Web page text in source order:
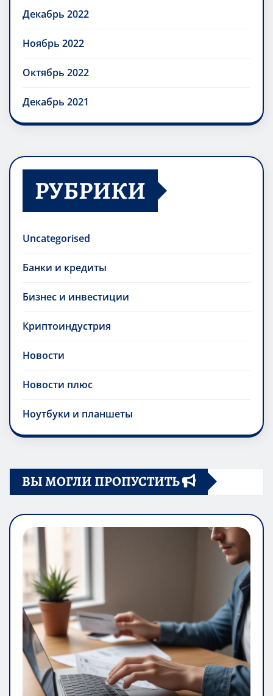
Декабрь 2022
Ноябрь 2022
Октябрь 2022
Декабрь 2021
РУБРИКИ
Uncategorised
Банки и кредиты
Бизнес и инвестиции
Криптоиндустрия
Новости
Новости плюс
Ноутбуки и планшеты
ВЫ МОГЛИ ПРОПУСТИТЬ